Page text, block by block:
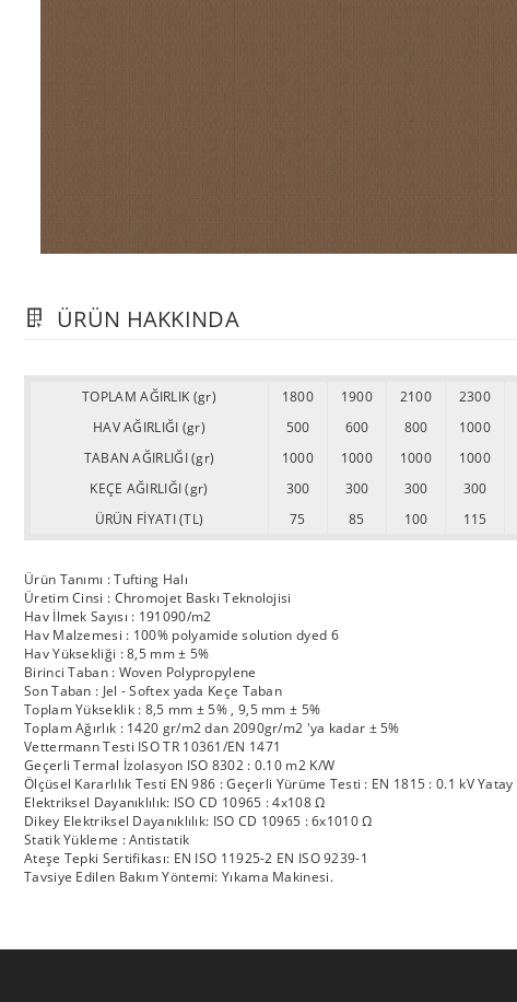
ÜRÜN HAKKINDA
TOPLAM AĞIRLIK (gr) 1800 1900 2100 2300
HAV AĞIRLIĞI (gr)
500 600 800 1000
TABAN AĞIRLIĞI (gr)
1000 1000 1000 1000
KEÇE AĞIRLIĞI (gr)
300 300 300 300
ÜRÜN FİYATI (TL)
75 85 100 115
Ürün Tanımı : Tufting Halı
Üretim Cinsi : Chromojet Baskı Teknolojisi
Hav İlmek Sayısı : 191090/m2
Hav Malzemesi : 100% polyamide solution dyed 6
Hav Yüksekliği : 8,5 mm ± 5%
Birinci Taban : Woven Polypropylene
Son Taban : Jel - Softex yada Keçe Taban
Toplam Yükseklik : 8,5 mm ± 5% , 9,5 mm ± 5%
Toplam Ağırlık : 1420 gr/m2 dan 2090gr/m2 'ya kadar ± 5%
Vettermann Testi ISO TR 10361/EN 1471
Geçerli Termal İzolasyon ISO 8302 : 0.10 m2 K/W
Ölçüsel Kararlılık Testi EN 986 : Geçerli Yürüme Testi : EN 1815 : 0.1 kV Yatay
Elektriksel Dayanıklılık: ISO CD 10965 : 4x108 Ω
Dikey Elektriksel Dayanıklılık: ISO CD 10965 : 6x1010 Ω
Statik Yükleme : Antistatik
Ateşe Tepki Sertifikası: EN ISO 11925-2 EN ISO 9239-1
Tavsiye Edilen Bakım Yöntemi: Yıkama Makinesi.